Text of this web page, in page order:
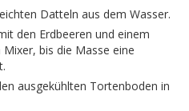
Datteln aus dem Wasser.
den Erdbeeren und einem
bis die Masse eine
ausgekühlten Tortenboden in